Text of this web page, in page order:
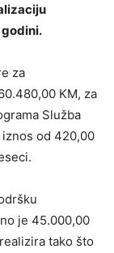
godini.
za
KM, za
Služba
od 420,00
je 45.000,00
tako što